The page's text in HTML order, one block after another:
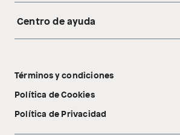
Acerca de nosotros
Tecnología Pillow Walk
Centro de ayuda
Libro de reclamaciones
Términos y condiciones
Política de Cookies
Política de Privacidad